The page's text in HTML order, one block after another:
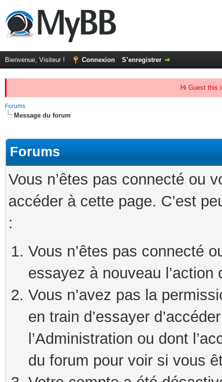
Bienvenue, Visiteur ! Connexion S’enregistrer
Hi Guest this
Forums
Message du forum
Forums
Vous n’êtes pas connecté ou
accéder à cette page. C’est
:
Vous n’êtes pas connecté
essayez à nouveau
Vous n’avez pas la
en train d’essayer
l’Administration ou dont
du forum pour voir si vous